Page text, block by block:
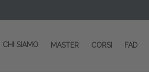
CHI SIAMO MASTER CORSI FAD